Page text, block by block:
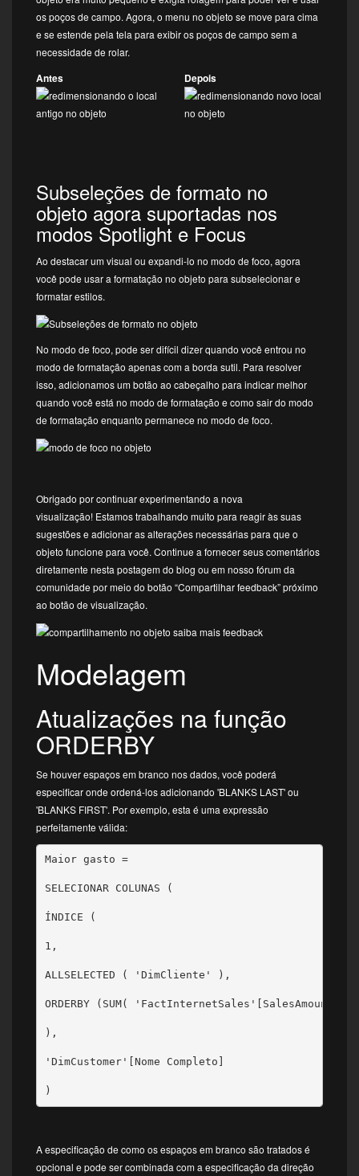
os poços de campo. Agora, o menu no objeto se move para cima
e se estende pela tela para exibir os poços de campo sem a
necessidade de rolar.
Antes Depois
Subseleções de formato no
objeto agora suportadas nos
modos Spotlight e Focus
Ao destacar um visual ou expandi-lo no modo de foco, agora
você pode usar a formatação no objeto para subselecionar e
formatar estilos.
No modo de foco, pode ser difícil dizer quando você entrou no
modo de formatação apenas com a borda sutil. Para resolver
isso, adicionamos um botão ao cabeçalho para indicar melhor
quando você está no modo de formatação e como sair do modo
de formatação enquanto permanece no modo de foco.
Obrigado por continuar experimentando a nova
visualização! Estamos trabalhando muito para reagir às suas
sugestões e adicionar as alterações necessárias para que o
objeto funcione para você. Continue a fornecer seus comentários
diretamente nesta postagem do blog ou em nosso fórum da
comunidade por meio do botão “Compartilhar feedback” próximo
ao botão de visualização.
Modelagem
Atualizações na função
ORDERBY
Se houver espaços em branco nos dados, você poderá
especificar onde ordená-los adicionando 'BLANKS LAST' ou
'BLANKS FIRST'. Por exemplo, esta é uma expressão
perfeitamente válida:
Maior gasto =
SELECIONAR COLUNAS (
ÍNDICE (
1,
ALLSELECTED ( 'DimCliente' ),
ORDERBY (SUM( 'FactInternetSales'[SalesAmount] ),
),
'DimCustomer'[Nome Completo]
)
A especificação de como os espaços em branco são tratados é
opcional e pode ser combinada com a especificação da direção